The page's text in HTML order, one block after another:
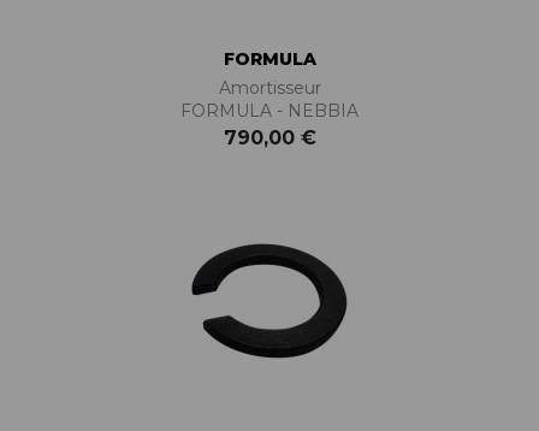
FORMULA
Amortisseur
FORMULA - NEBBIA
790,00 €